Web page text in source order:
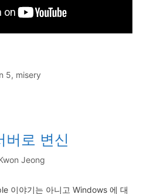
5, misery
버로 변신
Jeong
이야기는 아니고 Windows 에 대